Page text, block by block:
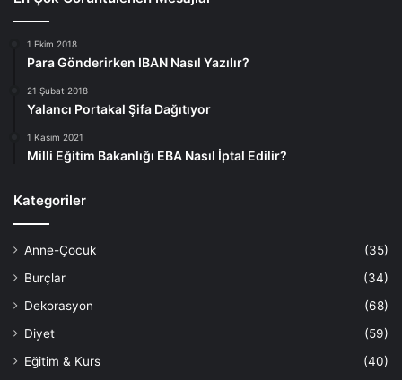
seçim, uzun vadede sizi memnun edecektir. Unutmayın,
kaliteli ve ihtiyaçlarınıza uygun bir bebek arabası hem sizi
hem de bebeğinizi mutlu eder.
Bebek Arabası Seçimi
1 Ekim 2018
Para Gönderirken IBAN Nasıl Yazılır?
21 Şubat 2018
Yalancı Portakal Şifa Dağıtıyor
1 Kasım 2021
Milli Eğitim Bakanlığı EBA Nasıl İptal Edilir?
Kategoriler
Anne-Çocuk
(35)
Burçlar
(34)
Dekorasyon
(68)
Diyet
(59)
Eğitim & Kurs
(40)